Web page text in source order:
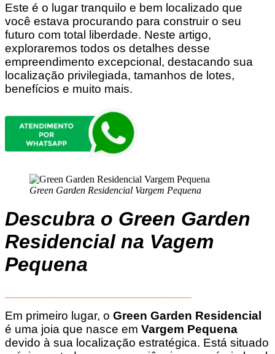
Este é o lugar tranquilo e bem localizado que
você estava procurando para construir o seu
futuro com total liberdade. Neste artigo,
exploraremos todos os detalhes desse
empreendimento excepcional, destacando sua
localização privilegiada, tamanhos de lotes,
benefícios e muito mais.
Green Garden Residencial Vargem Pequena
Descubra o Green Garden
Residencial na Vagem
Pequena
Em primeiro lugar, o Green Garden Residencial
é uma joia que nasce em Vargem Pequena
devido à sua localização estratégica. Está situado